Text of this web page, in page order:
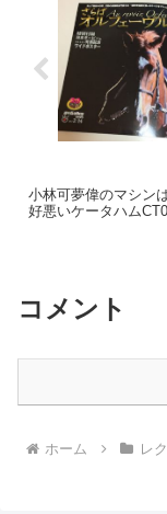
小林可夢偉のマシン
好悪いケータハム
コメント
ホーム レ